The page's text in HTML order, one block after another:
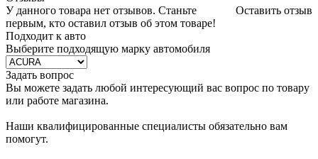
Оставить отзыв
У данного товара нет отзывов. Станьте
первым, кто оставил отзыв об этом товаре!
Подходит к авто
Выберите подходящую марку автомобиля
Задать вопрос
Вы можете задать любой интересующий вас вопрос по товару
или работе магазина.
Наши квалифицированные специалисты обязательно вам
помогут.